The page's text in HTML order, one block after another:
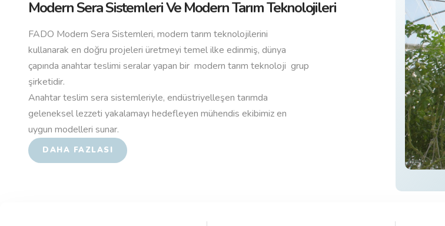
Modern Sera Sistemleri Ve Modern Tarım Teknolojileri
FADO Modern Sera Sistemleri, modern tarım teknolojilerini
kullanarak en doğru projeleri üretmeyi temel ilke edinmiş, dünya
çapında anahtar teslimi seralar yapan bir modern tarım teknoloji grup
şirketidir.
Anahtar teslim sera sistemleriyle, endüstriyelleşen tarımda
geleneksel lezzeti yakalamayı hedefleyen mühendis ekibimiz en
uygun modelleri sunar.
DAHA FAZLASI